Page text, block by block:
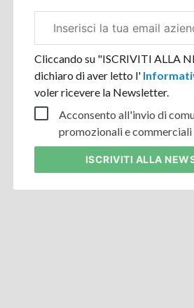
aziendale
Cliccando su "ISCRIVITI ALLA
dichiaro di aver letto l'
voler ricevere la Newsletter.
Acconsento all'invio di
promozionali e
ISCRIVITI ALLA